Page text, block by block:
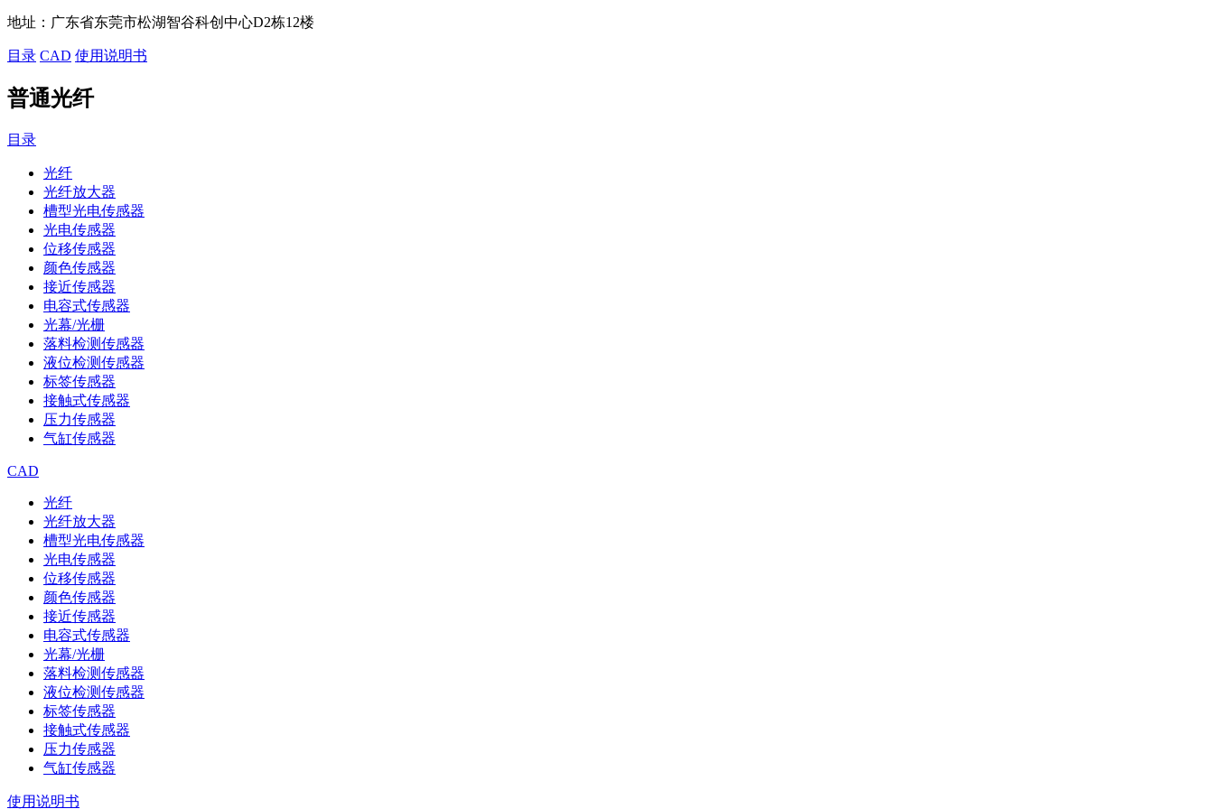
地址： 广东省东莞市松湖智谷科创中心D2栋12楼
目录 CAD 使用说明书
普通光纤
目录
光纤
光纤放大器
槽型光电传感器
光电传感器
位移传感器
颜色传感器
接近传感器
电容式传感器
光幕/光栅
落料检测传感器
液位检测传感器
标签传感器
接触式传感器
压力传感器
气缸传感器
CAD
光纤
光纤放大器
槽型光电传感器
光电传感器
位移传感器
颜色传感器
接近传感器
电容式传感器
光幕/光栅
落料检测传感器
液位检测传感器
标签传感器
接触式传感器
压力传感器
气缸传感器
使用说明书